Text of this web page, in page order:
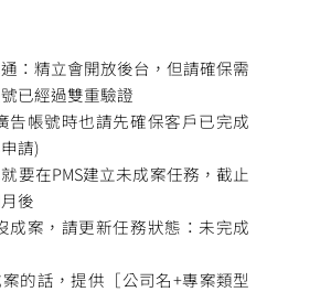
：精立會開放後台，但請確保需
已經過雙重驗證
告帳號時也請先確保客戶已完成
請)
要在PMS建立未成案任務，截止
後
成案，請更新任務狀態：未完成
的話，提供［公司名+專案類型